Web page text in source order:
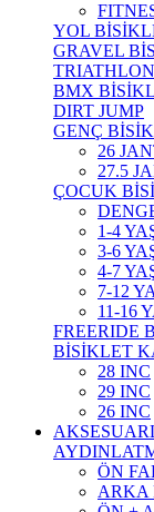
YOL
GRAVEL
BMX
DIRT JUMP
GENÇ
26
27.5
ÇOCUK
1-4
3-6
4-7
7-12
11-16
FREERIDE
BİSİKLET
28 INC
29 INC
26 INC
ÖN
ARKA